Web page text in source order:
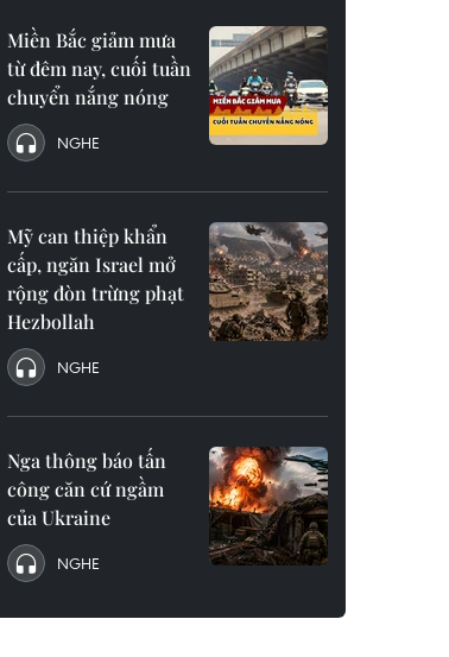
Miền Bắc giảm mưa
từ đêm nay, cuối tuần
chuyển nắng nóng
NGHE
Mỹ can thiệp khẩn
cấp, ngăn Israel mở
rộng đòn trừng phạt
Hezbollah
NGHE
Nga thông báo tấn
công căn cứ ngầm
của Ukraine
NGHE